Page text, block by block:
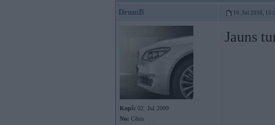
DrumB 10. Jul 2016,
Kopš: 02. Jul 2009
No: Cēsis
Jauns